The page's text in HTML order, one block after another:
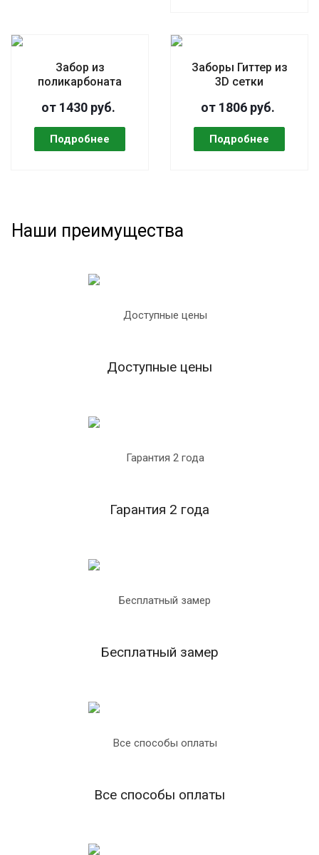
Забор из
поликарбоната
от 1430 руб.
Заборы Гиттер из
3D сетки
от 1806 руб.
Наши преимущества
Доступные цены
Гарантия 2 года
Бесплатный замер
Все способы оплаты